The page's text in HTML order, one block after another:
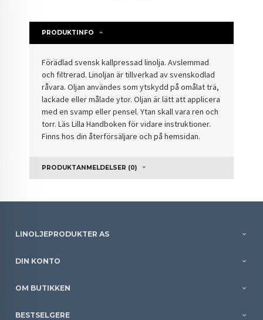
PRODUKTINFO
Förädlad svensk kallpressad linolja. Avslemmad
och filtrerad. Linoljan är tillverkad av svenskodlad
råvara. Oljan användes som ytskydd på omålat trä,
lackade eller målade ytor. Oljan är lätt att applicera
med en svamp eller pensel. Ytan skall vara ren och
torr. Läs Lilla Handboken för vidare instruktioner.
Finns hos din återförsäljare och på hemsidan.
PRODUKTANMELDELSER (0)
LINOLJEPRODUKTER AS
DIN KONTO
OM BUTIKKEN
BESTSELGERE